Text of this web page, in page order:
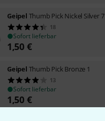
Geipel Thumb Pick Nickel Silver 7
18
Sofort lieferbar
1,50 €
Geipel Thumb Pick Bronze 1
13
Sofort lieferbar
1,50 €